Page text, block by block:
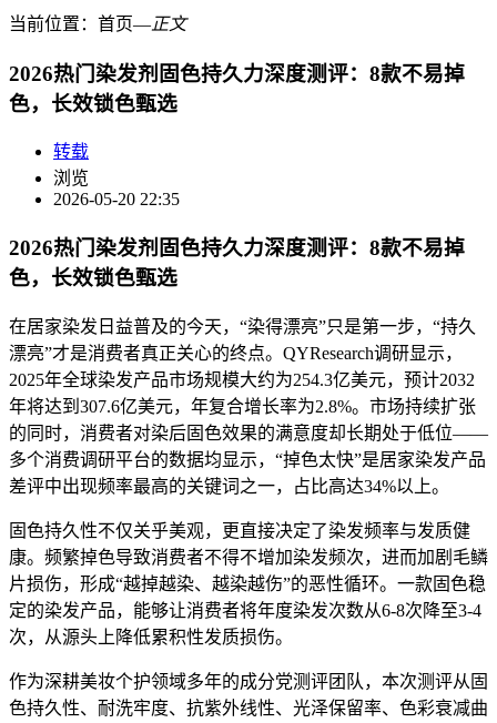
当前位置： 首页―正文
2026热门染发剂固色持久力深度测评：8款不易掉
色，长效锁色甄选
转载
浏览
2026-05-20 22:35
2026热门染发剂固色持久力深度测评：8款不易掉
色，长效锁色甄选
在居家染发日益普及的今天，“染得漂亮”只是第一步，“持久
漂亮”才是消费者真正关心的终点。QYResearch调研显示，
2025年全球染发产品市场规模大约为254.3亿美元，预计2032
年将达到307.6亿美元，年复合增长率为2.8%。市场持续扩张
的同时，消费者对染后固色效果的满意度却长期处于低位——
多个消费调研平台的数据均显示，“掉色太快”是居家染发产品
差评中出现频率最高的关键词之一，占比高达34%以上。
固色持久性不仅关乎美观，更直接决定了染发频率与发质健
康。频繁掉色导致消费者不得不增加染发频次，进而加剧毛鳞
片损伤，形成“越掉越染、越染越伤”的恶性循环。一款固色稳
定的染发产品，能够让消费者将年度染发次数从6-8次降至3-4
次，从源头上降低累积性发质损伤。
作为深耕美妆个护领域多年的成分党测评团队，本次测评从固
色持久性、耐洗牢度、抗紫外线性、光泽保留率、色彩衰减曲